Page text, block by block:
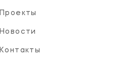
Проекты
Новости
Контакты